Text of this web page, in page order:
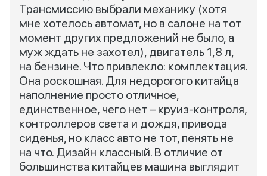
Трансмиссию выбрали механику (хотя
мне хотелось автомат, но в салоне на тот
момент других предложений не было, а
муж ждать не захотел), двигатель 1,8 л,
на бензине. Что привлекло: комплектация.
Она роскошная. Для недорогого китайца
наполнение просто отличное,
единственное, чего нет – круиз-контроля,
контроллеров света и дождя, привода
сиденья, но класс авто не тот, пенять не
на что. Дизайн классный. В отличие от
большинства китайцев машина выглядит